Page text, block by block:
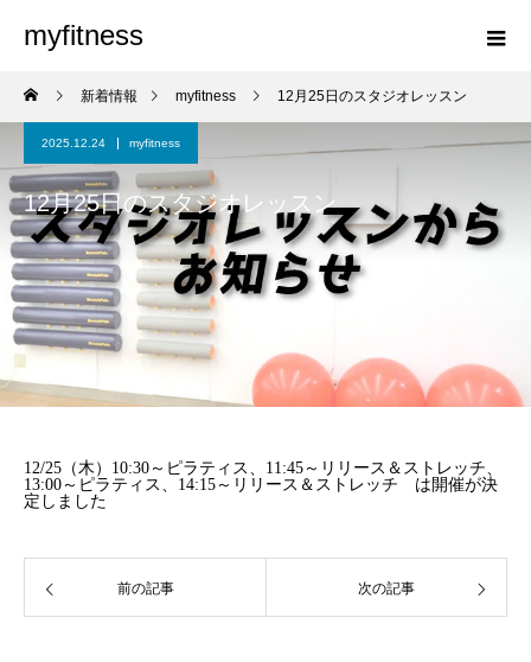
myfitness
新着情報 myfitness 12月25日のスタジオレッスン
2025.12.24 myfitness
12月25日のスタジオレッスン
12/25（木）10:30～ピラティス、11:45～リリース＆ストレッチ、
13:00～ピラティス、14:15～リリース＆ストレッチ は開催が決
定しました
前の記事 次の記事